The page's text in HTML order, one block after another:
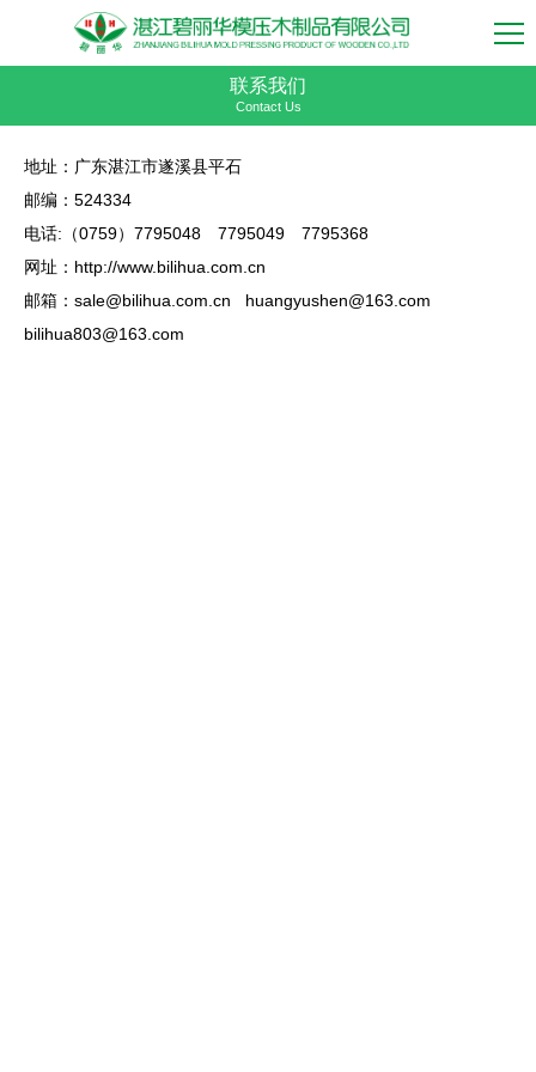
联系我们
Contact Us
地址：广东湛江市遂溪县平石
邮编：524334
电话:（0759）7795048 7795049 7795368
网址：http://www.bilihua.com.cn
邮箱：sale@bilihua.com.cn huangyushen@163.com
bilihua803@163.com